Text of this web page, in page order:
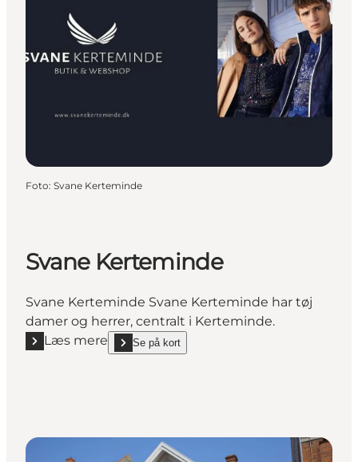
Foto: Svane Kerteminde
Svane Kerteminde
Svane Kerteminde Svane Kerteminde har tøj
damer og herrer, centralt i Kerteminde.
Læs mere
Læs mere "Svane Kerteminde"
Se på kort
show Svane Kerteminde on_map